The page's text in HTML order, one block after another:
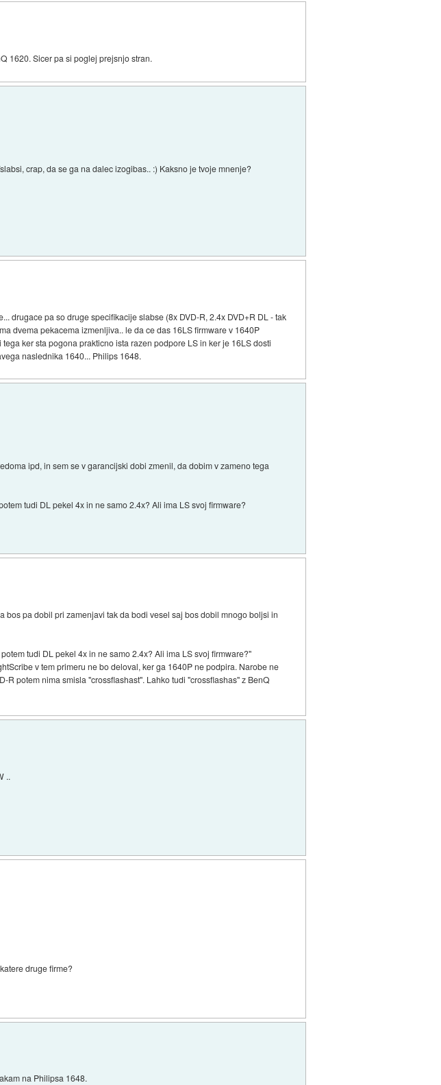
1620. Sicer pa si poglej prejsnjo stran.
crap, da se ga na dalec izogibas.. :) Kaksno je tvoje mnenje?
drugace pa so druge specifikacije slabse (8x DVD-R, 2.4x DVD+R DL - tak
dvema pekacema izmenljiva.. le da ce das 16LS firmware v 1640P
ker sta pogona prakticno ista razen podpore LS in ker je 16LS dosti
naslednika 1640... Philips 1648.
ipd, in sem se v garancijski dobi zmenil, da dobim v zameno tega
tudi DL pekel 4x in ne samo 2.4x? Ali ima LS svoj firmware?
pa dobil pri zamenjavi tak da bodi vesel saj bos dobil mnogo boljsi in
tudi DL pekel 4x in ne samo 2.4x? Ali ima LS svoj firmware?"
v tem primeru ne bo deloval, ker ga 1640P ne podpira. Narobe ne
potem nima smisla "crossflashast". Lahko tudi "crossflashas" z BenQ
..
druge firme?
na Philipsa 1648.